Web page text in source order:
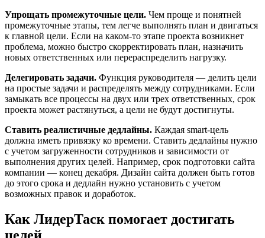
Упрощать промежуточные цели. Чем проще и понятней
промежуточные этапы, тем легче выполнять план и двигаться
к главной цели. Если на каком-то этапе проекта возникнет
проблема, можно быстро скорректировать план, назначить
новых ответственных или перераспределить нагрузку.
Делегировать задачи. Функция руководителя — делить цели
на простые задачи и распределять между сотрудниками. Если
замыкать все процессы на двух или трех ответственных, срок
проекта может растянуться, а цели не будут достигнуты.
Ставить реалистичные дедлайны. Каждая smart-цель
должна иметь привязку ко времени. Ставить дедлайны нужно
с учетом загруженности сотрудников и зависимости от
выполнения других целей. Например, срок подготовки сайта
компании — конец декабря. Дизайн сайта должен быть готов
до этого срока и дедлайн нужно установить с учетом
возможных правок и доработок.
Как ЛидерТаск помогает достигать